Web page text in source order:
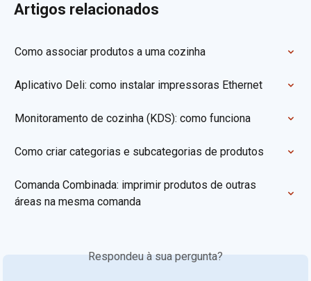
Artigos relacionados
Como associar produtos a uma cozinha
Aplicativo Deli: como instalar impressoras Ethernet
Monitoramento de cozinha (KDS): como funciona
Como criar categorias e subcategorias de produtos
Comanda Combinada: imprimir produtos de outras
áreas na mesma comanda
Respondeu à sua pergunta?